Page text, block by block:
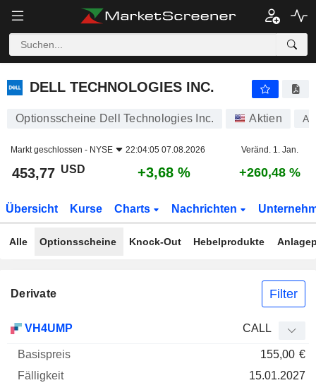
DELL TECHNOLOGIES INC.
DELL TECHNOLOGIES INC.
Optionsscheine Dell Technologies Inc. Aktien
Markt geschlossen - NYSE 22:04:05 07.08.2026 Veränd. 1. Jan.
453,77 USD +3,68 % +260,48 %
Übersicht Kurse Charts Nachrichten
Alle Optionsscheine Knock-Out Hebelprodukte
Derivate Filter
Basispreis
Delta
VH4UMP CALL
155,00 €
15.01.2027